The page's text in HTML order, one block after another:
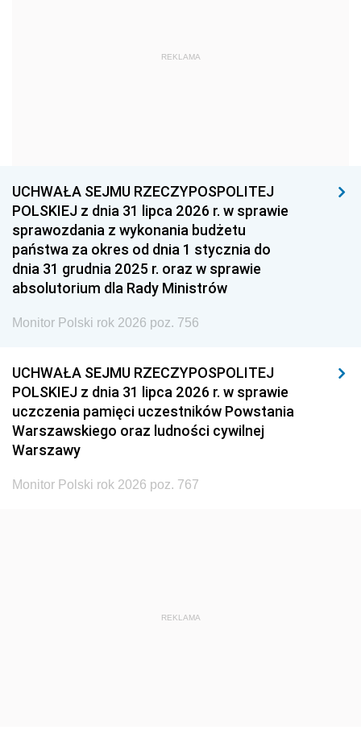
1968
1954 1953 1952
1951 1950
1948 1947 1946
1939 1938
REKLAMA
UCHWAŁA SEJMU RZECZYPOSPOLITEJ
POLSKIEJ z dnia 31 lipca 2026 r. w sprawie
sprawozdania z wykonania budżetu
państwa za okres od dnia 1 stycznia do
dnia 31 grudnia 2025 r. oraz w sprawie
absolutorium dla Rady Ministrów
Monitor Polski rok 2026 poz. 756
UCHWAŁA SEJMU RZECZYPOSPOLITEJ
POLSKIEJ z dnia 31 lipca 2026 r. w sprawie
uczczenia pamięci uczestników Powstania
Warszawskiego oraz ludności cywilnej
Warszawy
Monitor Polski rok 2026 poz. 767
REKLAMA